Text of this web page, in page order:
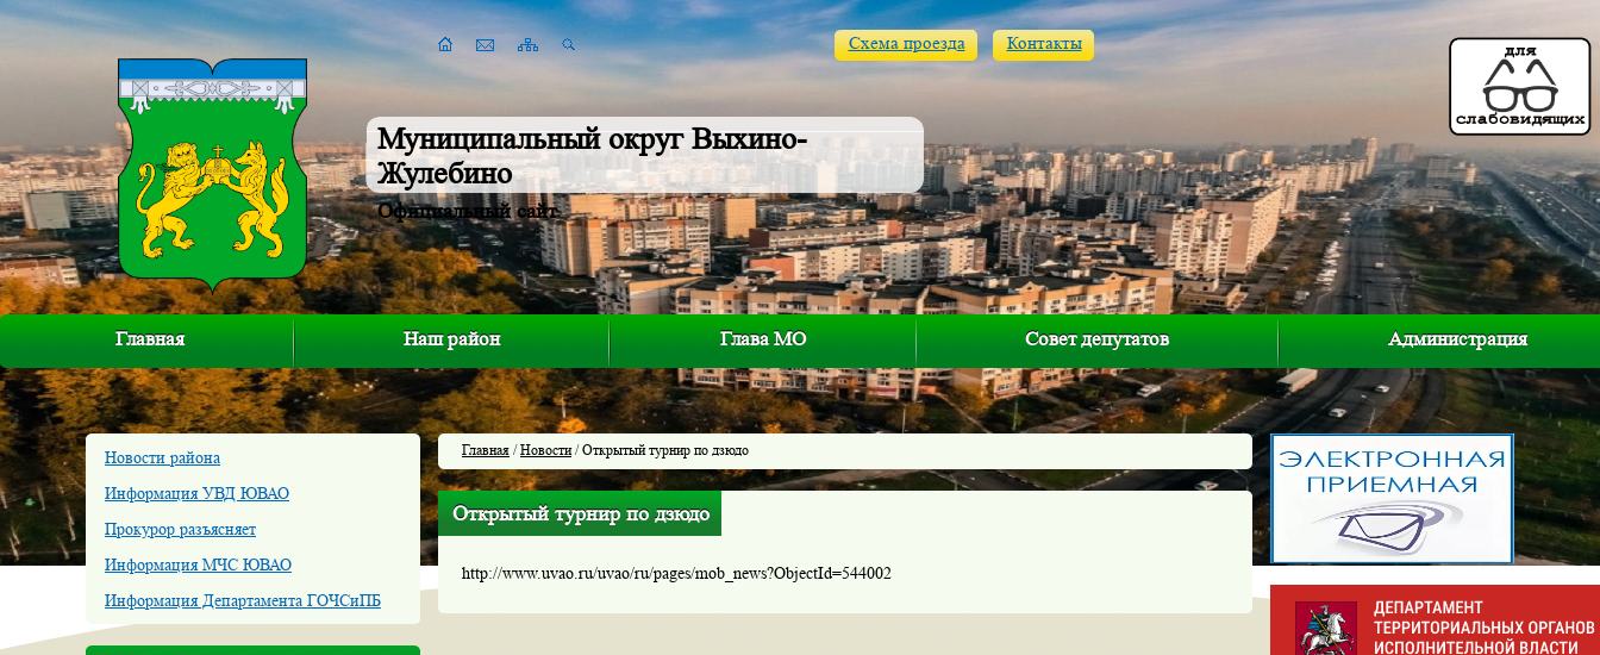
Муниципальный округ Выхино-
Жулебино
Официальный сайт
Схема проезда Контакты
Главная Наш район Глава МО Совет депутатов Администрация
Новости района
Информация УВД ЮВАО
Прокурор разъясняет
Информация МЧС ЮВАО
Информация Департамента ГОЧСиПБ
Главная /Новости/ Открытый турнир по дзюдо
Открытый турнир по дзюдо
http://www.uvao.ru/uvao/ru/pages/mob_news?ObjectId=544002